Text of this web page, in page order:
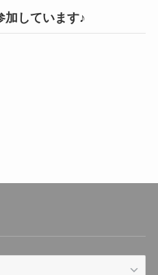
加しています♪